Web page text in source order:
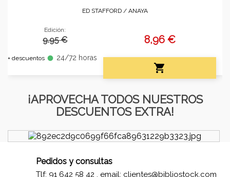
ED STAFFORD / ANAYA
Edición:
9.95 €
+ descuentos fiber_manual_record 24/72 horas
8,96 €

¡APROVECHA TODOS NUESTROS
DESCUENTOS EXTRA!
Pedidos y consultas
Tlf: 91 642 58 42 . email: clientes@bibliostock.com